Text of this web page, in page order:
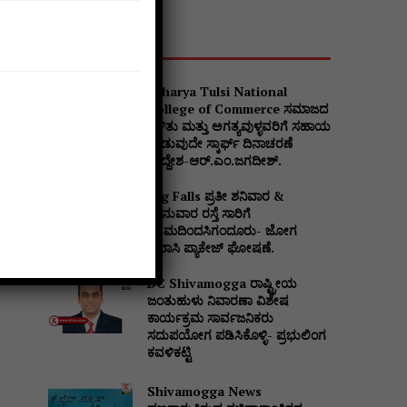
Acharya Tulsi National
College of Commerce ಸಮಾಜದ
ಒಳಿತು ಮತ್ತು ಅಗತ್ಯವುಳ್ಳವರಿಗೆ ಸಹಾಯ
ನೀಡುವುದೇ ಸ್ಕಾರ್ಫ್ ದಿನಾಚರಣೆ
ಉದ್ದೇಶ-ಆರ್.ಎಂ.ಜಗದೀಶ್.
Jog Falls ಪ್ರತೀ ಶನಿವಾರ &
ಭಾನುವಾರ ರಸ್ತೆ ಸಾರಿಗೆ
ನಿಗಮದಿಂದಸಿಗಂದೂರು- ಜೋಗ
ಪ್ರವಾಸಿ ಪ್ಯಾಕೇಜ್ ಘೋಷಣೆ.
DC Shivamogga ರಾಷ್ಟ್ರೀಯ
ಜಂತುಹುಳು ನಿವಾರಣಾ ವಿಶೇಷ
ಕಾರ್ಯಕ್ರಮ ಸಾರ್ವಜನಿಕರು
ಸದುಪಯೋಗ ಪಡಿಸಿಕೊಳ್ಳಿ- ಪ್ರಭುಲಿಂಗ
ಕವಳಿಕಟ್ಟಿ
Shivamogga News